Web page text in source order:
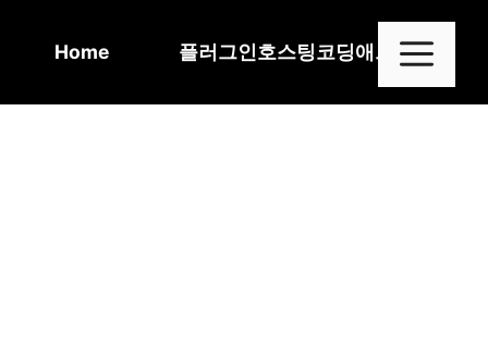
Home 플러그인호스팅코딩애드센스